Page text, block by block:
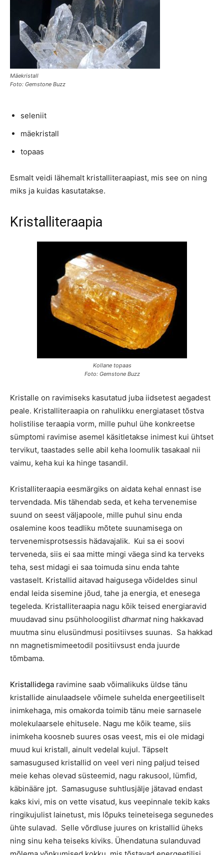
Mäekristall
Foto: Gemstone Buzz
seleniit
mäekristall
topaas
Esmalt veidi lähemalt kristalliteraapiast, mis see on ning
miks ja kuidas kasutatakse.
Kristalliteraapia
Kollane topaas
Foto: Gemstone Buzz
Kristalle on ravimiseks kasutatud juba iidsetest aegadest
peale. Kristalliteraapia on rahulikku energiataset tõstva
holistilise teraapia vorm, mille puhul ühe konkreetse
sümptomi ravimise asemel käsitletakse inimest kui ühtset
tervikut, taastades selle abil keha loomulik tasakaal nii
vaimu, keha kui ka hinge tasandil.
Kristalliteraapia eesmärgiks on aidata kehal ennast ise
tervendada. Mis tähendab seda, et keha tervenemise
suund on seest väljapoole, mille puhul sinu enda
osalemine koos teadliku mõtete suunamisega on
tervenemisprotsessis hädavajalik. Kui sa ei soovi
terveneda, siis ei saa mitte mingi väega sind ka terveks
teha, sest midagi ei saa toimuda sinu enda tahte
vastaselt. Kristallid aitavad haigusega võideldes sinul
endal leida sisemine jõud, tahe ja energia, et enesega
tegeleda. Kristalliteraapia nagu kõik teised energiaravid
muudavad sinu psühholoogilist dharmatning hakkavad
muutma sinu elusündmusi positiivses suunas. Sa hakkad
nn magnetismimeetodil positiivsust enda juurde
tõmbama.
Kristallidega ravimine saab võimalikuks üldse tänu
kristallide ainulaadsele võimele suhelda energeetiliselt
inimkehaga, mis omakorda toimib tänu meie sarnasele
molekulaarsele ehitusele. Nagu me kõik teame, siis
inimkeha koosneb suures osas veest, mis ei ole midagi
muud kui kristall, ainult vedelal kujul. Täpselt
samasugused kristallid on veel veri ning paljud teised
meie kehas olevad süsteemid, nagu rakusool, lümfid,
käbinääre jpt. Samasuguse suhtlusjälje jätavad endast
kaks kivi, mis on vette visatud, kus veepinnale tekib kaks
ringikujulist lainetust, mis lõpuks teineteisega segunedes
ühte sulavad. Selle võrdluse juures on kristallid üheks
ning sinu keha teiseks kiviks. Ühendatuna sulanduvad